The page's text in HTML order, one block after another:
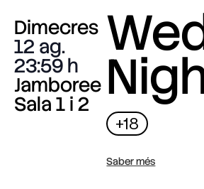
Dimecres
12 ag.
23:59
Jamboree
Sala 1 i 2
+18
Saber més